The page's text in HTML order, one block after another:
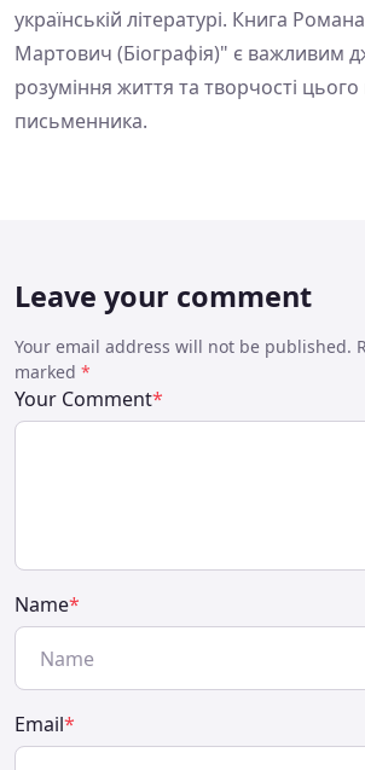
українській літературі. Книга
Мартович (Біографія)" є важливим
розуміння життя та творчості
письменника.
Leave your comment
Your email address will not be published.
marked *
Your Comment*
Name*
Email*